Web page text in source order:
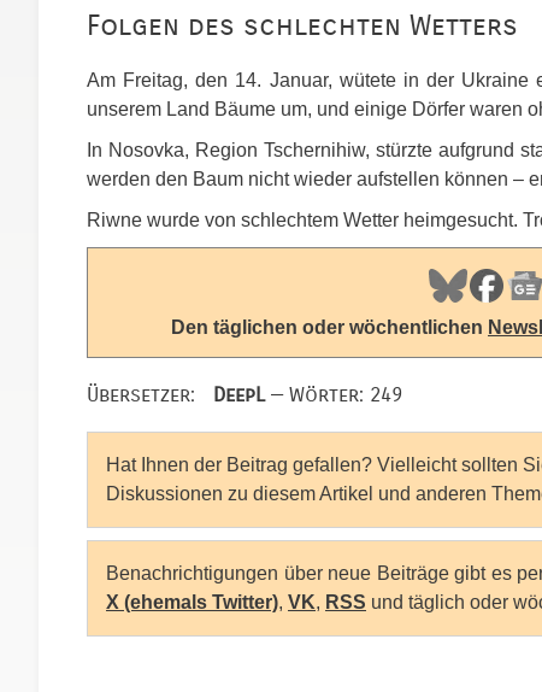
Folgen des schlechten Wetters
Am Freitag, den 14. Januar, wütete in der
unserem Land Bäume um, und einige Dörfer waren
In Nosovka, Region Tschernihiw, stürzte aufgrund
werden den Baum nicht wieder aufstellen können –
Riwne wurde von schlechtem Wetter heimgesucht.
Den täglichen oder wöchentlichen
Übersetzer: DeepL— Wörter: 249
Hat Ihnen der Beitrag gefallen? Vielleicht sollten
Diskussionen zu diesem Artikel und anderen
Benachrichtigungen über neue Beiträge gibt es
X (ehemals Twitter), VK, RSS und täglich oder